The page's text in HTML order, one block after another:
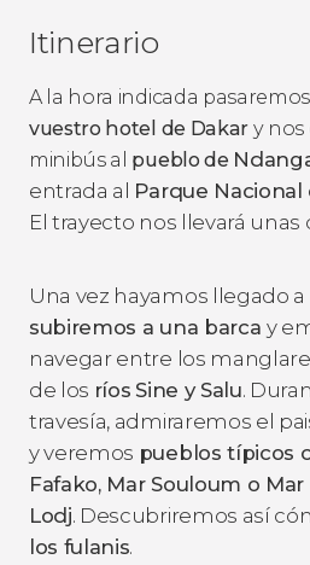
Itinerario
A la hora indicada
vuestro hotel de Dakary nos
minibús al pueblo de
entrada al Parque
El trayecto nos llevará unas
Una vez hayamos llegado
subiremos a una barca y
navegar entre los
de los ríos Sine y Salu.
travesía, admiraremos el
y veremos pueblos típicos
Fafako, Mar Souloum o Mar
Lodj. Descubriremos así
los fulanis.